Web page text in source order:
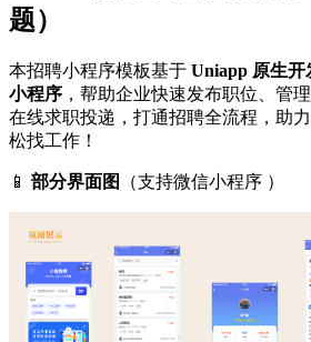
题）
本招聘小程序模板基于 Uniapp 原生开
小程序 ，帮助企业快速发布职位、管
在线求职投递，打通招聘全流程，助
松找工作！
📱 部分界面图 （支持微信小程序 ）